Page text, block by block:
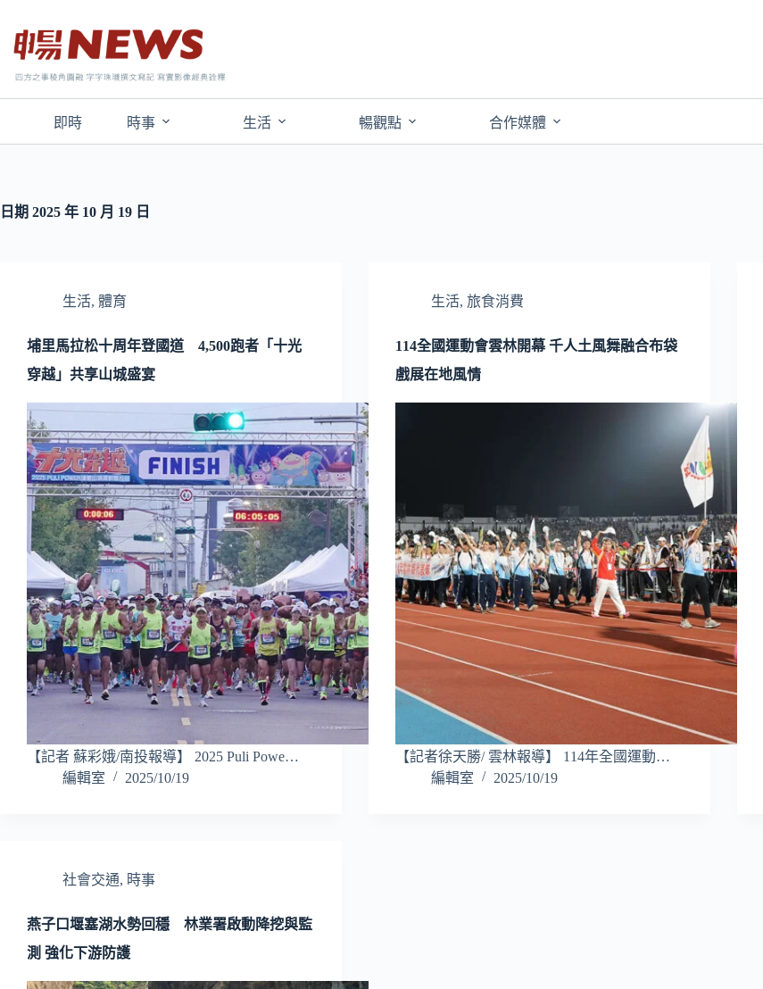
即時 時事 生活 暢觀點 合作媒體
日期 2025 年 10 月 19 日
生活, 體育
埔里馬拉松十周年登國道 4,500跑者「十光
穿越」共享山城盛宴
【記者 蘇彩娥/南投報導】 2025 Puli Powe…
編輯室
2025/10/19
生活,旅食消費
114全國運動會雲林開幕 千人土風舞融合布袋
戲展在地風情
【記者徐天勝/ 雲林報導】 114年全國運動…
編輯室
2025/10/19
社會交通, 時事
燕子口堰塞湖水勢回穩 林業署啟動降挖與監
測 強化下游防護